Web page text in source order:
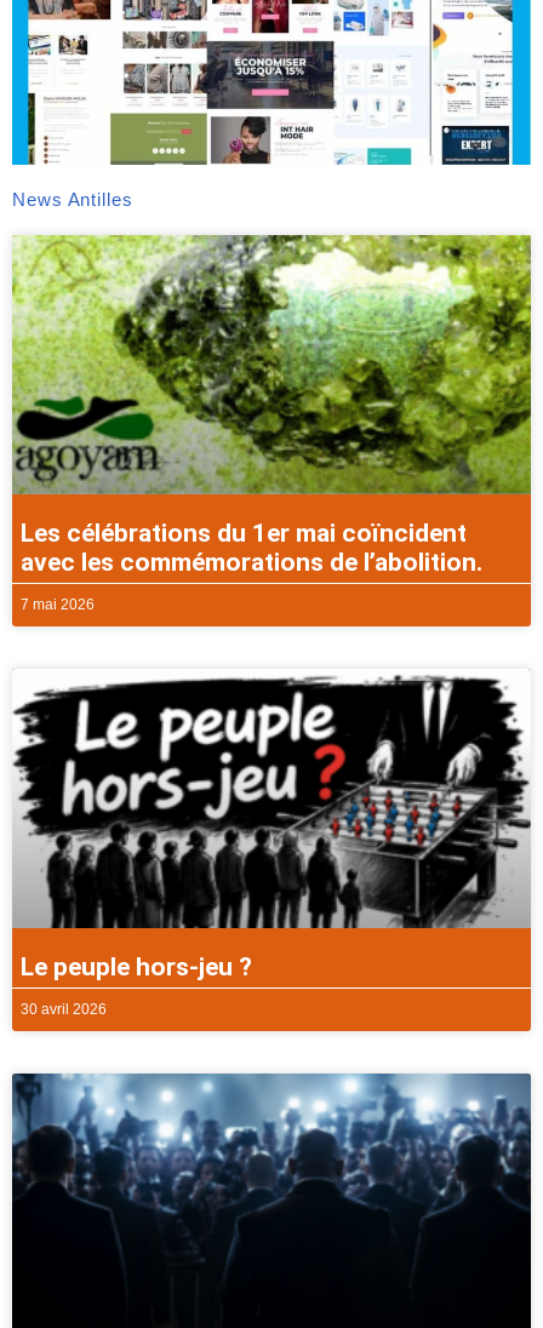
News Antilles
Les célébrations du 1er mai coïncident
avec les commémorations de l’abolition.
7 mai 2026
Le peuple hors-jeu ?
30 avril 2026